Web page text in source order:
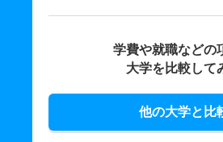
学費や就職などの
大学を比較して
他の大学と比